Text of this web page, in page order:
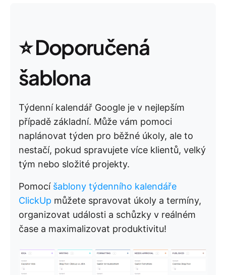
⭐ Doporučená
šablona
Týdenní kalendář Google je v nejlepším
případě základní. Může vám pomoci
naplánovat týden pro běžné úkoly, ale to
nestačí, pokud spravujete více klientů, velký
tým nebo složité projekty.
Pomocí šablony týdenního kalendáře
ClickUp můžete spravovat úkoly a termíny,
organizovat události a schůzky v reálném
čase a maximalizovat produktivitu!